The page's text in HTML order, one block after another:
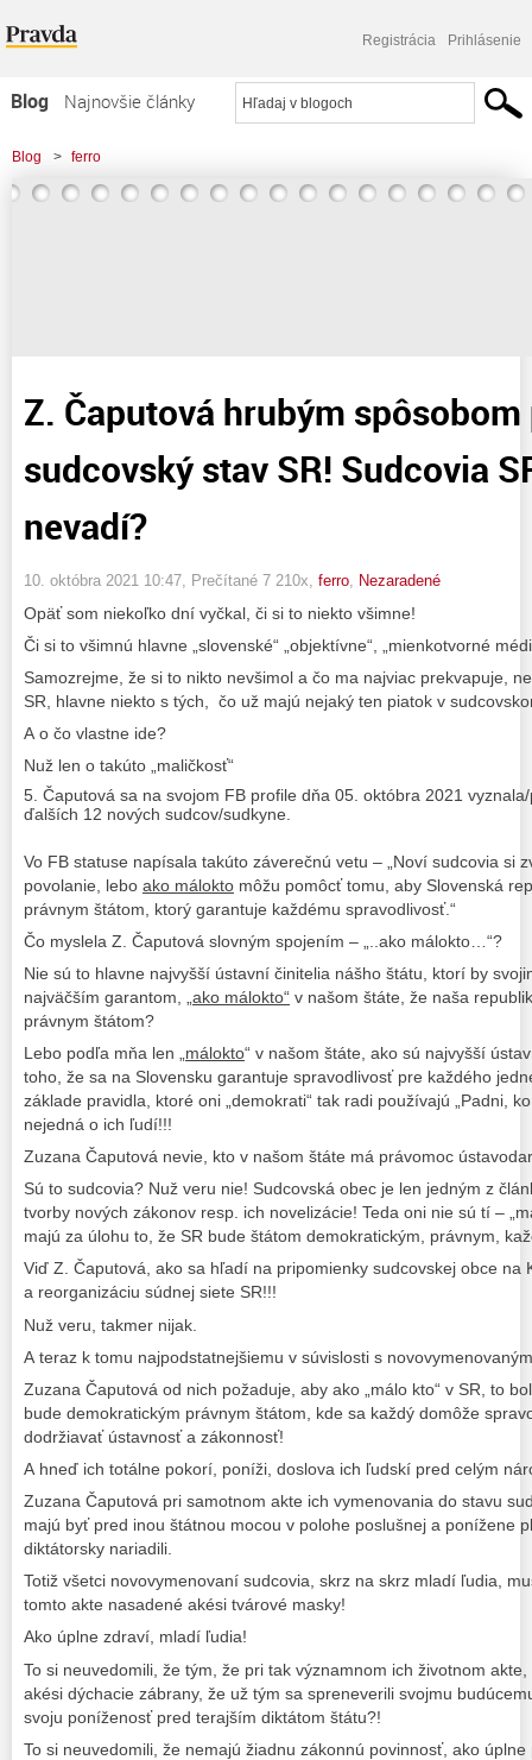
Registrácia Prihlásenie
Blog
Najnovšie články
Najčítanejšie články
Najkomentovanejšie články
Blog > ferro
> Z. Čaputová hrubým spôsobom ponížila sudcovský stav SR! Sudcovia SR,
Z. Čaputová hrubým
sudcovský stav SR! Sudcovia
nevadí?
10. októbra 2021 10:47 , Prečítané 7 210x, ferro Nezaradené
Opäť som niekoľko dní vyčkal, či si to niekto všimne!
Či si to všimnú hlavne „slovenské“ „objektívne“, „mienkotvorné
Samozrejme, že si to nikto nevšimol a čo ma najviac prekvapuje,
SR, hlavne niekto s tých, čo už majú nejaký ten piatok v
A o čo vlastne ide?
Nuž len o takúto „maličkosť“
Čaputová sa na svojom FB profile dňa 05. októbra 2021
ďalších 12 nových sudcov/sudkyne.
Vo FB statuse napísala takúto záverečnú vetu – „Noví sudcovia si
povolanie, lebo ako málokto môžu pomôcť tomu, aby Slovenská
právnym štátom, ktorý garantuje každému spravodlivosť.“
Čo myslela Z. Čaputová slovným spojením – „..ako málokto…“?
Nie sú to hlavne najvyšší ústavní činitelia nášho štátu, ktorí by
najväčším garantom, „ ako málokto“ v našom štáte, že naša
právnym štátom?
Lebo podľa mňa len „ málokto“ v našom štáte, ako sú najvyšší
toho, že sa na Slovensku garantuje spravodlivosť pre každého
základe pravidla, ktoré oni „demokrati“ tak radi používajú „Padni,
nejedná o ich ľudí!!!
Zuzana Čaputová nevie, kto v našom štáte má právomoc
Sú to sudcovia? Nuž veru nie! Sudcovská obec je len jedným z
tvorby nových zákonov resp. ich novelizácie! Teda oni nie sú tí –
majú za úlohu to, že SR bude štátom demokratickým, právnym,
Viď Z. Čaputová, ako sa hľadí na pripomienky sudcovskej obce na
a reorganizáciu súdnej siete SR!!!
Nuž veru, takmer nijak.
A teraz k tomu najpodstatnejšiemu v súvislosti s
Zuzana Čaputová od nich požaduje, aby ako „málo kto“ v SR, to
bude demokratickým právnym štátom, kde sa každý domôže
dodržiavať ústavnosť a zákonnosť!
A hneď ich totálne pokorí, poníži, doslova ich ľudskí pred celým
Zuzana Čaputová pri samotnom akte ich vymenovania do stavu
majú byť pred inou štátnou mocou v polohe poslušnej a ponížene
diktátorsky nariadili.
Totiž všetci novovymenovaní sudcovia, skrz na skrz mladí ľudia,
tomto akte nasadené akési tvárové masky!
Ako úplne zdraví, mladí ľudia!
To si neuvedomili, že tým, že pri tak významnom ich životnom
akési dýchacie zábrany, že už tým sa spreneverili svojmu
svoju poníženosť pred terajším diktátom štátu?!
To si neuvedomili, že nemajú žiadnu zákonnú povinnosť, ako